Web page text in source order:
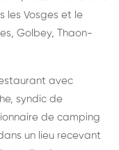
les Vosges et le
Golbey, Thaon-
avec
syndic de
de camping
un lieu recevant